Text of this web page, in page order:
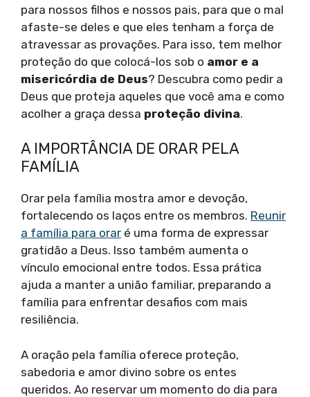
para nossos filhos e nossos pais, para que o mal
afaste-se deles e que eles tenham a força de
atravessar as provações. Para isso, tem melhor
proteção do que colocá-los sob o amor e a
misericórdia de Deus? Descubra como pedir a
Deus que proteja aqueles que você ama e como
acolher a graça dessa proteção divina.
A IMPORTÂNCIA DE ORAR PELA
FAMÍLIA
Orar pela família mostra amor e devoção,
fortalecendo os laços entre os membros. Reunir
a família para orar é uma forma de expressar
gratidão a Deus. Isso também aumenta o
vínculo emocional entre todos. Essa prática
ajuda a manter a união familiar, preparando a
família para enfrentar desafios com mais
resiliência.
A oração pela família oferece proteção,
sabedoria e amor divino sobre os entes
queridos. Ao reservar um momento do dia para